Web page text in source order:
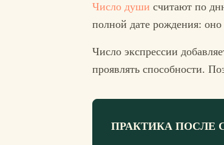
Число души считают по
полной дате рождения:
Число экспрессии
проявлять способности.
ПРАКТИКА ПОСЛЕ